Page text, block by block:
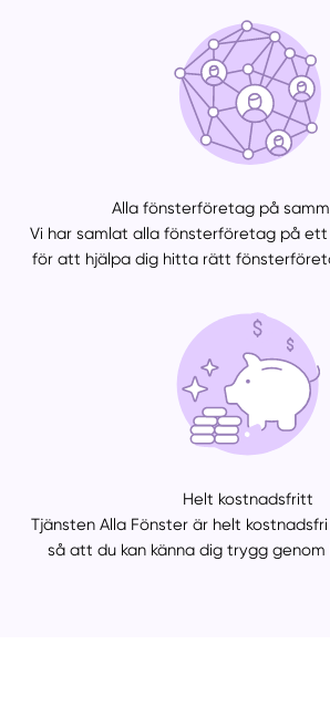
Välj tillvägagångssätt
Alla fönsterföretag på
Vi har samlat alla fönsterföretag på
för att hjälpa dig hitta rätt
Helt kostnadsfritt
Tjänsten Alla Fönster är helt
så att du kan känna dig trygg genom